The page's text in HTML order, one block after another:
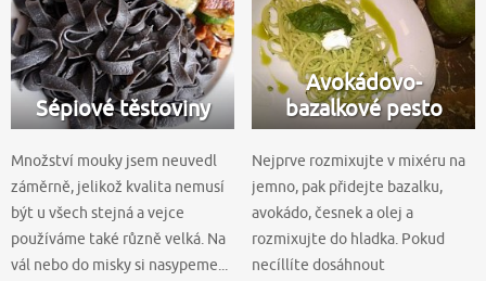
Sépiové těstoviny
Množství mouky jsem neuvedl
záměrně, jelikož kvalita nemusí
být u všech stejná a vejce
používáme také různě velká. Na
vál nebo do misky si nasypeme...
Avokádovo-
bazalkové pesto
Nejprve rozmixujte v mixéru na
jemno, pak přidejte bazalku,
avokádo, česnek a olej a
rozmixujte do hladka. Pokud
necíllíte dosáhnout